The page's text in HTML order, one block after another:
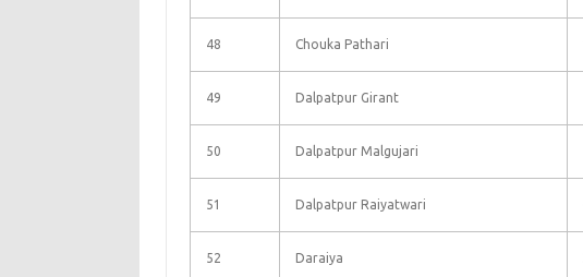
48 Chouka Pathari
49 Dalpatpur Girant
50 Dalpatpur Malgujari
51 Dalpatpur Raiyatwari
52 Daraiya